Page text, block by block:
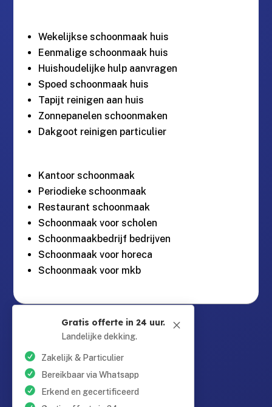
Wekelijkse schoonmaak huis
Eenmalige schoonmaak huis
Huishoudelijke hulp aanvragen
Spoed schoonmaak huis
Tapijt reinigen aan huis
Zonnepanelen schoonmaken
Dakgoot reinigen particulier
Kantoor schoonmaak
Periodieke schoonmaak
Restaurant schoonmaak
Schoonmaak voor scholen
Schoonmaakbedrijf bedrijven
Schoonmaak voor horeca
Schoonmaak voor mkb
Guntersteinweg 377,
2531KA Den Haag

M
Gratis offerte in 24 uur.
Landelijke dekking.
Zakelijk & Particulier
Bereikbaar via Whatsapp
Erkend en gecertificeerd